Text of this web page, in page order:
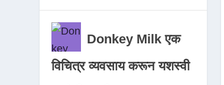
Donkey Milk एक
विचित्र व्यवसाय करून यशस्वी